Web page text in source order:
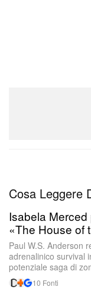
Cosa Leggere
Isabela
«The House of
Paul W.S. Anderson
adrenalinico survival
potenziale saga di
10 Fonti